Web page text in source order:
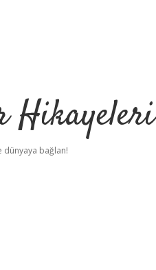
Hikayeleri
dünyaya bağlan!